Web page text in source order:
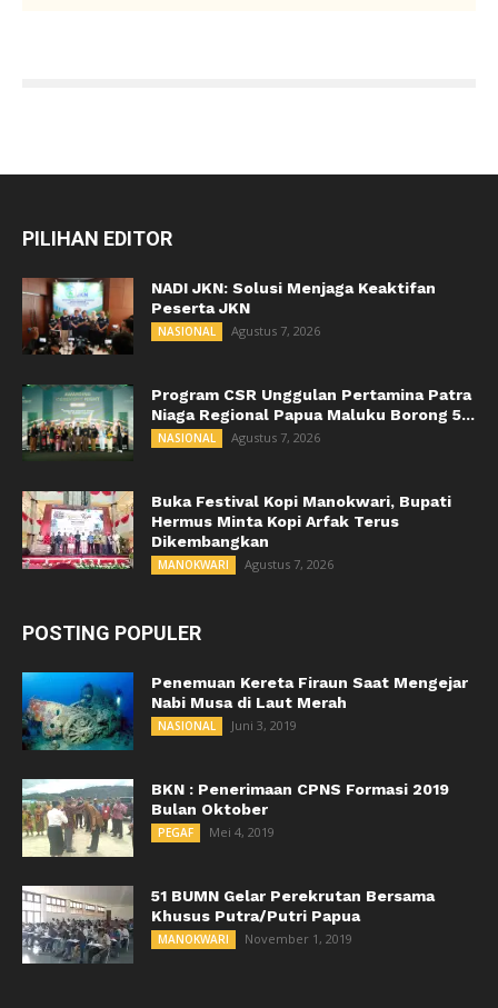
PILIHAN EDITOR
NADI JKN: Solusi Menjaga Keaktifan
Peserta JKN
NASIONAL Agustus 7, 2026
Program CSR Unggulan Pertamina Patra
Niaga Regional Papua Maluku Borong 5...
NASIONAL Agustus 7, 2026
Buka Festival Kopi Manokwari, Bupati
Hermus Minta Kopi Arfak Terus
Dikembangkan
MANOKWARI Agustus 7, 2026
POSTING POPULER
Penemuan Kereta Firaun Saat Mengejar
Nabi Musa di Laut Merah
NASIONAL Juni 3, 2019
BKN : Penerimaan CPNS Formasi 2019
Bulan Oktober
PEGAF Mei 4, 2019
51 BUMN Gelar Perekrutan Bersama
Khusus Putra/Putri Papua
MANOKWARI November 1, 2019